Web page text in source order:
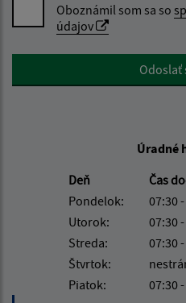
Oboznámil som sa so
údajov
Google reCaptcha ResponseOdoslať
Úradné
Deň
Čas
Pondelok:
07:30
Utorok:
07:30
Streda:
07:30
Štvrtok:
Piatok:
07:30